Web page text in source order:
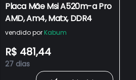
Placa Mãe Msi A520m-a Pro
AMD, Am4, Matx, DDR4
vendido por Kabum
R$ 481,44
27 dias